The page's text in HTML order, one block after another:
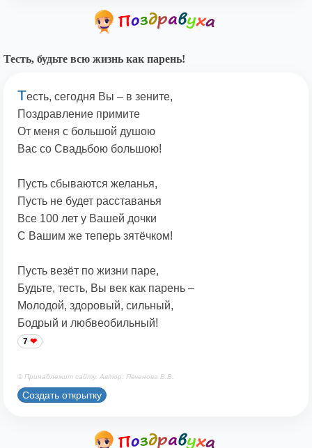
Тесть, будьте всю жизнь как парень!
Тесть, сегодня Вы – в зените,
Поздравление примите
От меня с большой душою
Вас со Свадьбою большою!
Пусть сбываются желанья,
Пусть не будет расставанья
Все 100 лет у Вашей дочки
С Вашим же теперь зятёчком!
Пусть везёт по жизни паре,
Будьте, тесть, Вы век как парень –
Молодой, здоровый, сильный,
Бодрый и любвеобильный!
7
© Принадлежит сайту. Автор: Печенова В.В.
Создать открытку